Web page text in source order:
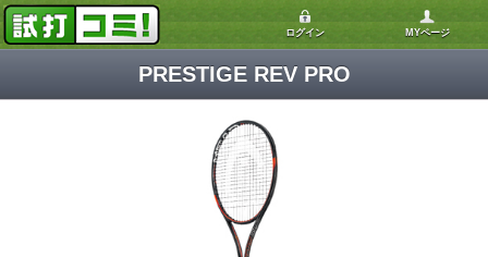
ログイン MYページ
PRESTIGE REV PRO